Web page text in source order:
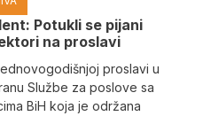
Potukli se pijani
na proslavi
proslavi u
Službe za poslove sa
BiH koja je održana